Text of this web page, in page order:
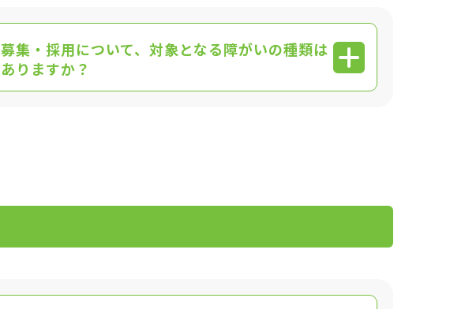
募集・採用について、対象となる障がいの種類は
ありますか？